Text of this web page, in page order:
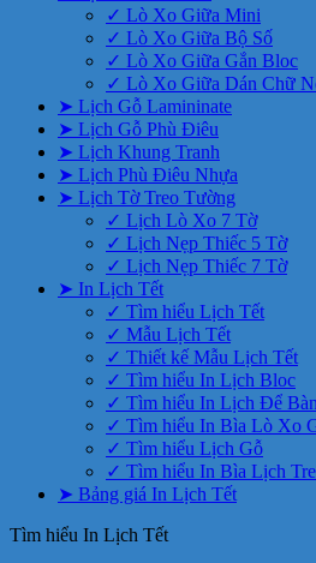
✓ Lò Xo Giữa Mini
✓ Lò Xo Giữa Bộ Số
✓ Lò Xo Giữa Gắn Bloc
✓ Lò Xo Giữa Dán Chữ
➤ Lịch Gỗ Lamininate
➤ Lịch Gỗ Phù Điêu
➤ Lịch Khung Tranh
➤ Lịch Phù Điêu Nhựa
➤ Lịch Tờ Treo Tường
✓ Lịch Lò Xo 7 Tờ
✓ Lịch Nẹp Thiếc 5 Tờ
✓ Lịch Nẹp Thiếc 7 Tờ
➤ In Lịch Tết
✓ Tìm hiểu Lịch Tết
✓ Mẫu Lịch Tết
✓ Thiết kế Mẫu Lịch Tết
✓ Tìm hiểu In Lịch Bloc
✓ Tìm hiểu In Lịch Để Bàn
✓ Tìm hiểu In Bìa Lò Xo
✓ Tìm hiểu Lịch Gỗ
✓ Tìm hiểu In Bìa Lịch
➤ Bảng giá In Lịch Tết
Tìm hiểu In Lịch Tết